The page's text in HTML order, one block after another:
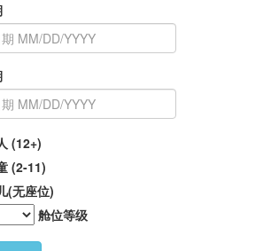
(12+)
(2-11)
(无座位)
舱位等级